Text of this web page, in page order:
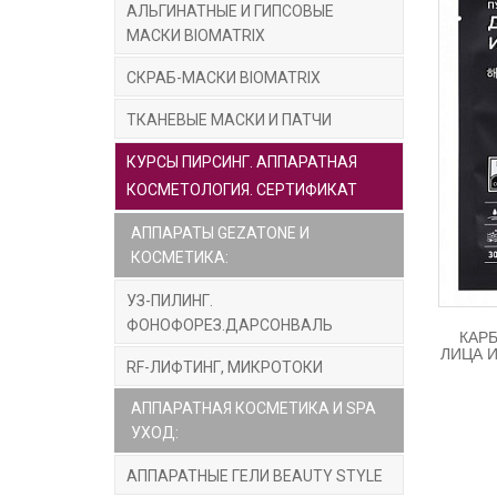
АЛЬГИНАТНЫЕ И ГИПСОВЫЕ
МАСКИ BIOMATRIX
СКРАБ-МАСКИ BIOMATRIX
ТКАНЕВЫЕ МАСКИ И ПАТЧИ
КУРСЫ ПИРСИНГ. АППАРАТНАЯ
КОСМЕТОЛОГИЯ. СЕРТИФИКАТ
АППАРАТЫ GEZATONE И
КОСМЕТИКА:
УЗ-ПИЛИНГ.
ФОНОФОРЕЗ.ДАРСОНВАЛЬ
RF-ЛИФТИНГ, МИКРОТОКИ
АППАРАТНАЯ КОСМЕТИКА И SPA
УХОД:
АППАРАТНЫЕ ГЕЛИ BEAUTY STYLE
цвет
ЛИЦА